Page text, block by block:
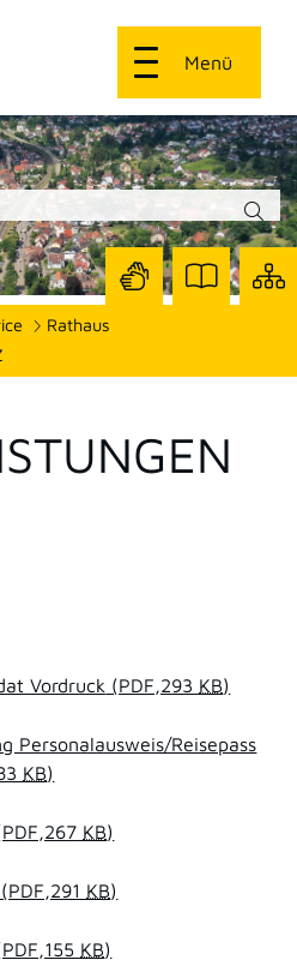
Menü
RathausSeite
Vordruck (PDF,293 KB)
Personalausweis/Reisepass
KB)
KB)
(PDF,291 KB)
KB)